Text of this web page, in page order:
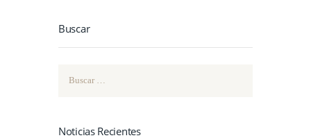
Buscar
Noticias Recientes